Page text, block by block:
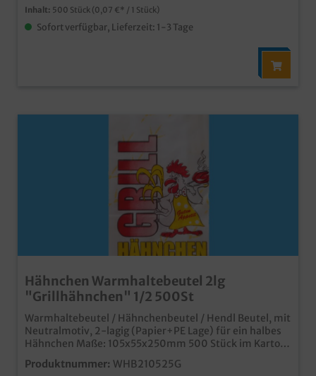
Inhalt: 500 Stück (0,07 €* / 1 Stück)
Sofort verfügbar, Lieferzeit: 1-3 Tage
Hähnchen Warmhaltebeutel 2lg
"Grillhähnchen" 1/2 500St
Warmhaltebeutel / Hähnchenbeutel / Hendl Beutel, mit
Neutralmotiv, 2-lagig (Papier+PE Lage) für ein halbes
Hähnchen Maße: 105x55x250mm 500 Stück im Karton
praktischer zweilagiger Warmhaltebeutel schönes
Neutralmotiv dicht und isolierend, ideal für Hähnchen,
Produktnummer: WHB210525G